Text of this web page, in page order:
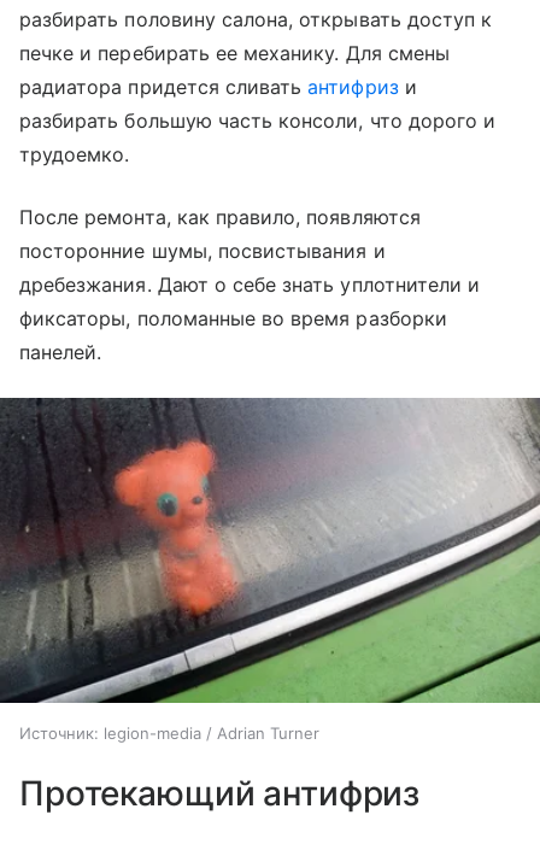
разбирать половину салона, открывать доступ к
печке и перебирать ее механику. Для смены
радиатора придется сливатьантифризи
разбирать большую часть консоли, что дорого и
трудоемко.
После ремонта, как правило, появляются
посторонние шумы, посвистывания и
дребезжания. Дают о себе знать уплотнители и
фиксаторы, поломанные во время разборки
панелей.
Источник: legion-media / Adrian Turner
Протекающий антифриз